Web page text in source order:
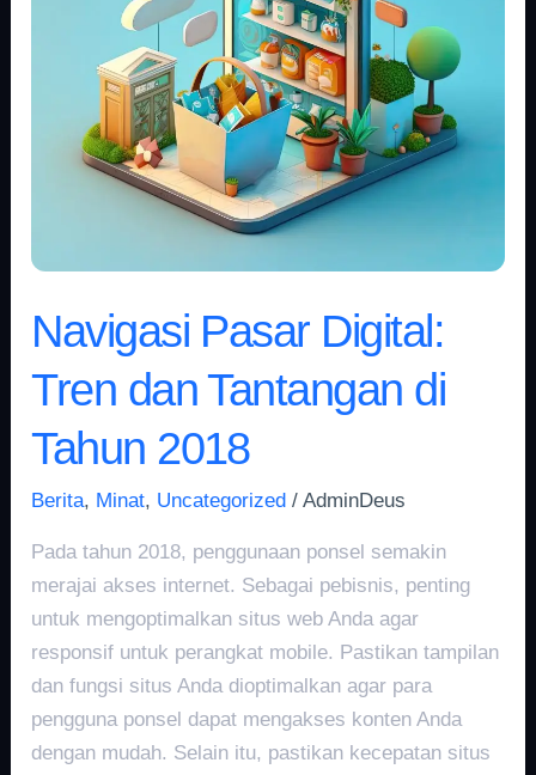
Navigasi Pasar Digital:
Tren dan Tantangan di
Tahun 2018
Berita, Minat, Uncategorized /AdminDeus
Pada tahun 2018, penggunaan ponsel semakin
merajai akses internet. Sebagai pebisnis, penting
untuk mengoptimalkan situs web Anda agar
responsif untuk perangkat mobile. Pastikan tampilan
dan fungsi situs Anda dioptimalkan agar para
pengguna ponsel dapat mengakses konten Anda
dengan mudah. Selain itu, pastikan kecepatan situs